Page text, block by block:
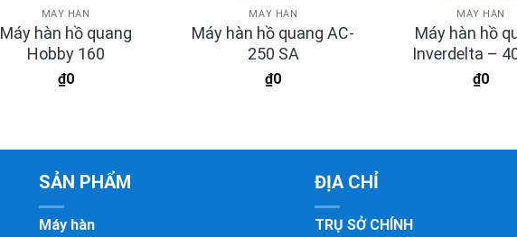
MÁY HÀN
Máy hàn hồ quang
Hobby 160
₫0
MÁY HÀN
Máy hàn hồ quang AC-
250 SA
₫0
MÁY HÀN
Máy hàn hồ
Inverdelta –
₫0
SẢN PHẨM
Máy hàn
ĐỊA CHỈ
TRỤ SỞ CHÍNH